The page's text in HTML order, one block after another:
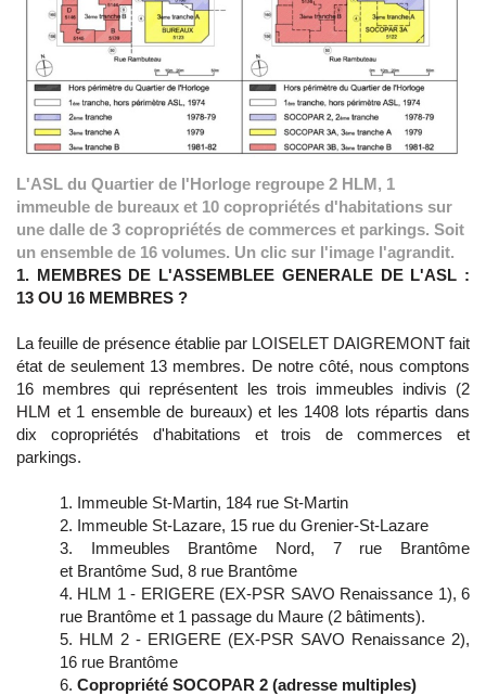
L'ASL du Quartier de l'Horloge regroupe 2 HLM, 1
immeuble de bureaux et 10 copropriétés d'habitations sur
une dalle de 3 copropriétés de commerces et parkings. Soit
un ensemble de 16 volumes. Un clic sur l'image l'agrandit.
1. MEMBRES DE L'ASSEMBLEE GENERALE DE L'ASL :
13 OU 16 MEMBRES ?
La feuille de présence établie par LOISELET DAIGREMONT fait
état de seulement 13 membres. De notre côté, nous comptons
16 membres qui représentent les trois immeubles indivis (2
HLM et 1 ensemble de bureaux) et les 1408 lots répartis dans
dix copropriétés d'habitations et trois de commerces et
parkings.
Immeuble St-Martin, 184 rue St-Martin
Immeuble St-Lazare, 15 rue du Grenier-St-Lazare
Immeubles Brantôme Nord, 7 rue Brantôme
et Brantôme Sud, 8 rue Brantôme
HLM 1 - ERIGERE (EX-PSR SAVO Renaissance 1), 6
rue Brantôme et 1 passage du Maure (2 bâtiments).
HLM 2 - ERIGERE (EX-PSR SAVO Renaissance 2),
16 rue Brantôme
Copropriété SOCOPAR 2 (adresse multiples)